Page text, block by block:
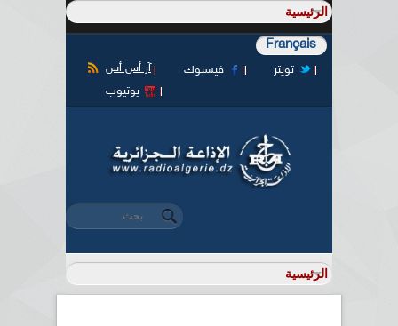
Français
آر أس أس فيسبوك
تويتر
يوتيوب
استمارة البحث
‏بحث ‏